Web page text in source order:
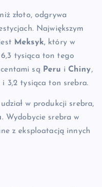
złoto, odgrywa
Największym
Meksyk, który w
tysiąca ton tego
są Peru i Chiny,
i 3,2 tysiąca ton srebra.
w produkcji srebra,
. Wydobycie srebra w
z eksploatacją innych